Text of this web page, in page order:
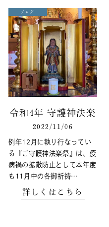
ブログ
令和4年 守護神法楽
2022/11/06
例年12月に執り行なってい
る『ご守護神法楽祭』は、疫
病禍の拡散防止として本年度
も11月中の各御祈祷…
詳しくはこちら